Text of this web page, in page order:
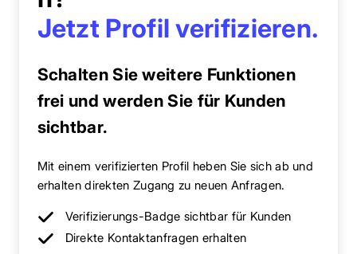
Jetzt Profil verifizieren.
Schalten Sie weitere Funktionen
frei und werden Sie für Kunden
sichtbar.
Mit einem verifizierten Profil heben Sie sich ab und
erhalten direkten Zugang zu neuen Anfragen.
Verifizierungs-Badge sichtbar für Kunden
Direkte Kontaktanfragen erhalten